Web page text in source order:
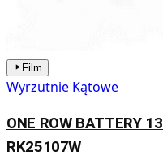
Film
Wyrzutnie Kątowe
ONE ROW BATTERY
RK25107W